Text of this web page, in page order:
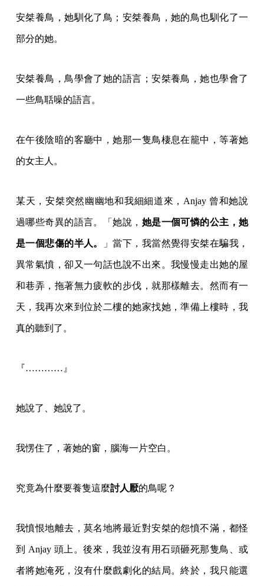
安桀養鳥，她馴化了鳥；安桀養鳥，她的鳥也馴化了一
部分的她。
安桀養鳥，鳥學會了她的語言；安桀養鳥，她也學會了
一些鳥聒噪的語言。
在午後陰暗的客廳中，她那一隻鳥棲息在籠中，等著她
的女主人。
某天，安桀突然幽幽地和我細細道來，Anjay 曾和她說
過哪些奇異的語言。「她說， 她是一個可憐的公主，她
是一個悲傷的半人。 」當下，我當然覺得安桀在騙我，
異常氣憤，卻又一句話也說不出來。我慢慢走出她的屋
和巷弄，拖著無力疲軟的步伐，就那樣離去。然而有一
天，我再次來到位於二樓的她家找她，準備上樓時，我
真的聽到了。
『…………』
她說了、她說了。
我愣住了，著她的窗，腦海一片空白。
究竟為什麼要養隻這麼討人厭的鳥呢？
我憤恨地離去，莫名地將最近對安桀的怨憤不滿，都怪
到 Anjay 頭上。後來，我並沒有用石頭砸死那隻鳥、或
者將她淹死，沒有什麼戲劇化的結局。終於，我只能選